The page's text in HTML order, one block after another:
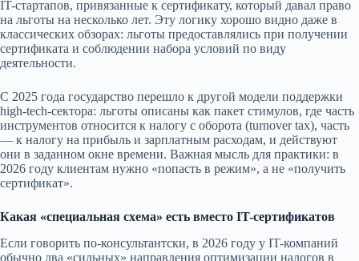
IT-стартапов, привязанные к сертификату, который давал право
на льготы на несколько лет. Эту логику хорошо видно даже в
классических обзорах: льготы предоставлялись при получении
сертификата и соблюдении набора условий по виду
деятельности.
С 2025 года государство перешло к другой модели поддержки
high-tech-сектора: льготы описаны как пакет стимулов, где часть
инструментов относится к налогу с оборота (turnover tax), часть
— к налогу на прибыль и зарплатным расходам, и действуют
они в заданном окне времени. Важная мысль для практики: в
2026 году клиентам нужно «попасть в режим», а не «получить
сертификат».
Какая «специальная схема» есть вместо IT-сертификатов
Если говорить по-консультантски, в 2026 году у IT-компаний
обычно два «сильных» направления оптимизации налогов в